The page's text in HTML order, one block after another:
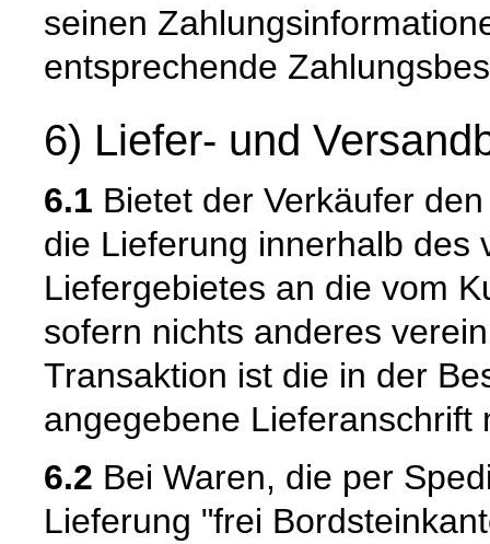
seinen
entsprechende
6) Liefer- und
6.1 Bietet der Verkäufer
die Lieferung innerhalb des
Liefergebietes an die vom
sofern nichts anderes
Transaktion ist die in der
angegebene Lieferanschrift
6.2 Bei Waren, die per
Lieferung "frei